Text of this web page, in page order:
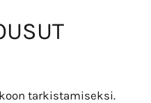
tarkistamiseksi.